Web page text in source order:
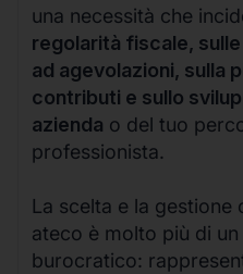
una necessità che
regolarità fiscale,
ad agevolazioni, sulla
contributi e sullo
azienda o del tuo
professionista.
La scelta e la
ateco è molto più di
burocratico: